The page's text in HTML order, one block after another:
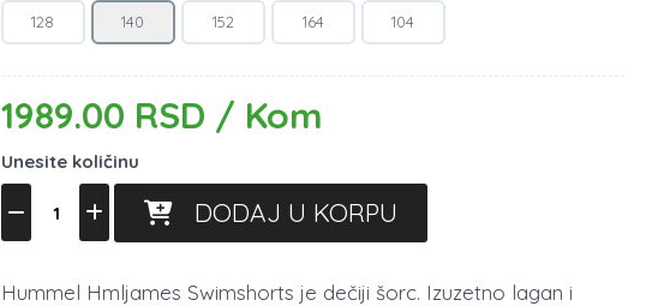
128 140 152 164 104
1989.00 RSD / Kom
Unesite količinu
DODAJ U KORPU
Hummel Hmljames Swimshorts je dečiji šorc. Izuzetno lagan i